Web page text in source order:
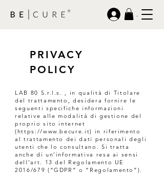
.
PRIVACY
POLICY
LAB 80 S.r.l.s. , in qualità di Titolare
del trattamento, desidera fornire le
seguenti specifiche informazioni
relative alle modalità di gestione del
proprio sito internet
(https://www.becure.it) in riferimento
al trattamento dei dati personali degli
utenti che lo consultano. Si tratta
anche di un’informativa resa ai sensi
dell’art. 13 del Regolamento UE
2016/679 (“GDPR” o “Regolamento”).